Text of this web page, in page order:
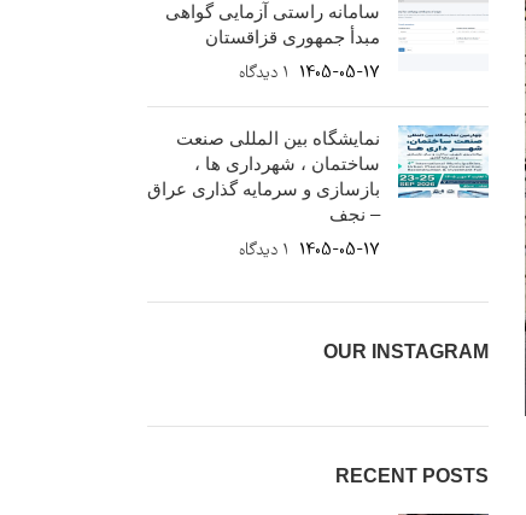
سامانه راستی آزمایی گواهی
مبدأ جمهوری قزاقستان
1405-05-17 ۱ دیدگاه
نمایشگاه بین المللی صنعت
ساختمان ، شهرداری ها ،
بازسازی و سرمایه گذاری عراق
– نجف
1405-05-17 ۱ دیدگاه
OUR INSTAGRAM
RECENT POSTS